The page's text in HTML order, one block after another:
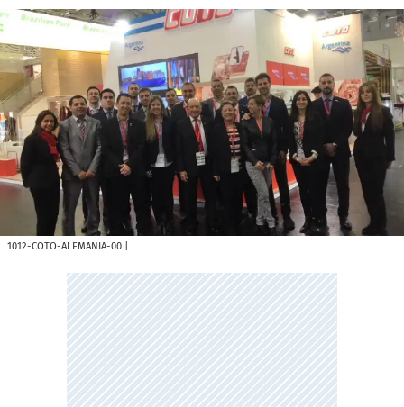
1012-COTO-ALEMANIA-00